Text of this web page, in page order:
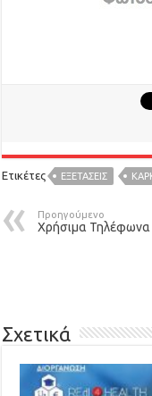
Ετικέτες ΕΞΕΤΑΣΕΙΣ
Προηγούμενο
Χρήσιμα Τηλέφωνα
Σχετικά